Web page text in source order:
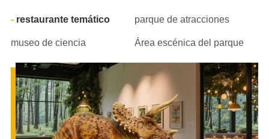
restaurante temático parque de atracciones
museo de ciencia Área escénica del parque